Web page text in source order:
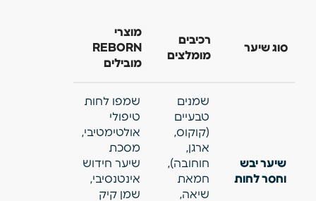
סוג שיער
רכיבים
מומלצים
מוצרי
REBORN
מובילים
שיער יבש
וחסר לחות
שמנים
טבעיים
(קוקוס,
ארגן,
חוחובה),
חמאת
שיאה,
שמפו לחות
טיפולי
אולטימטיבי,
מסכת
שיער חידוש
אינטנסיבי,
שמן קיק